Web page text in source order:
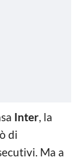
Inter, la
di
Ma a